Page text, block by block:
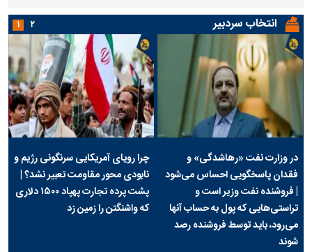
انتخاب سردبیر
در وزارت نفت «رهاشدگی» و
فقدان پاسخگویی احساس می‌شود
| فروشنده نفت وزیر است و
تراستی‌هایی که پول به حساب آنها
می‌رود، باید توسط فروشنده رصد
شوند
چرا رویای آمریکایی سرنگونی رژیم و
نابودی محور مقاومت تعبیر نشد؟ |
پشت پرده تجارت پهپاد‌ ۱۵۰۰ دلاری
که واشنگتن را زمین زد
۱ ۲